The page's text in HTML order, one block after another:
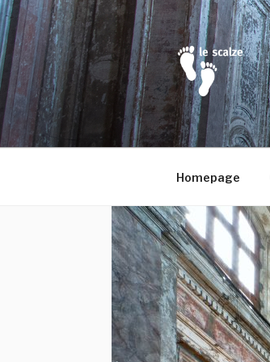
Salta
al
contenuto
Homepage